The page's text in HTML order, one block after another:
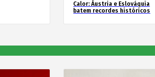
Calor: Áustria e Eslováquia
batem recordes históricos